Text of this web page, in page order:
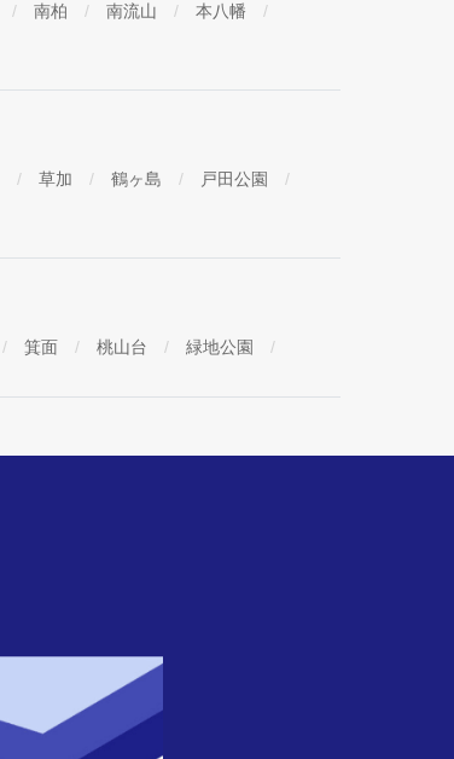
南柏 南流山
本八幡
草加 鶴ヶ島
戸田公園
箕面 桃山台 緑地公園